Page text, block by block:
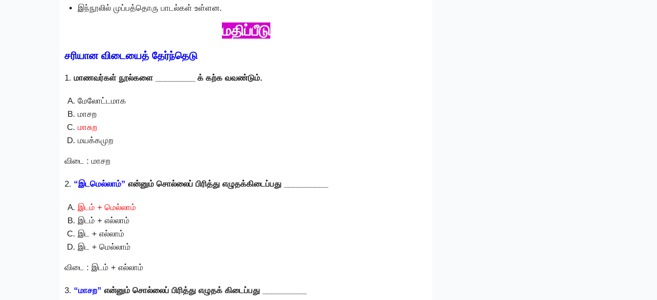
இந்நூலில் முப்பத்தொரு பாடல்கள் உள்ளன.
மதிப்பீடு
சரியான விடையைத் தேர்ந்தெடு
1. மாணவர்கள் நூல்களை _________ க் கற்க வவண்டும்.
மேலோட்டமாக
மாசற
மாசுற
மயக்கமுற
விடை : மாசற
2. “இடமெல்லாம்” என்னும் சொல்லைப் பிரித்து எழுதக்கிடைப்பது __________
இடம் + மெல்லாம்
இடம் + எல்லாம்
இட + எல்லாம்
இட + மெல்லாம்
விடை : இடம் + எல்லாம்
3. “மாசற” என்னும் சொல்லைப் பிரித்து எழுதக் கிடைப்பது __________